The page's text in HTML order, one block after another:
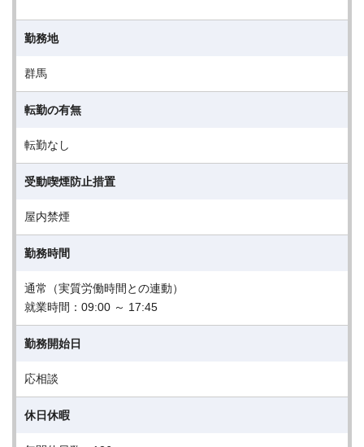
勤務地
群馬
転勤の有無
転勤なし
受動喫煙防止措置
屋内禁煙
勤務時間
通常（実質労働時間との連動）
就業時間：09:00 ～ 17:45
勤務開始日
応相談
休日休暇